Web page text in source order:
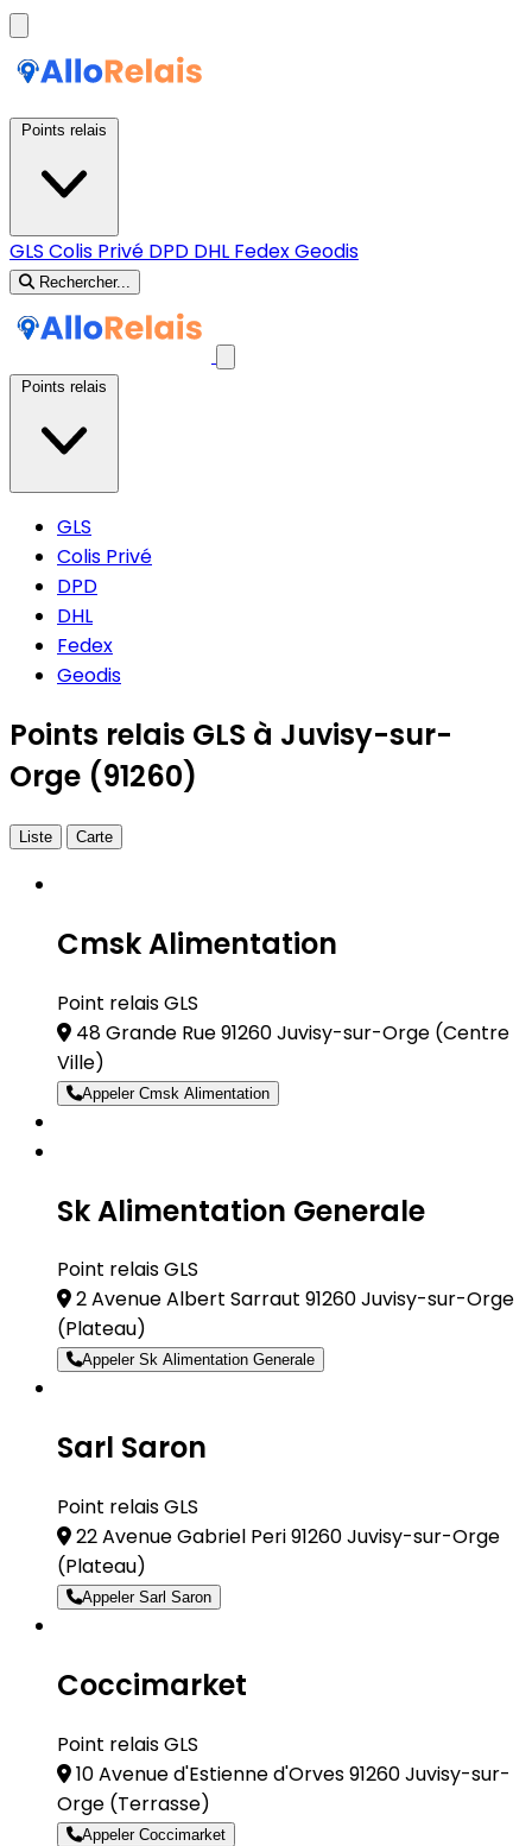
GLS Colis Privé DPD DHL FedexGeodis
Rechercher...
GLS
Colis Privé
DPD
DHL
Fedex
Geodis
Points relais GLS à Juvisy-sur-
Orge (91260)
Liste Carte
Cmsk Alimentation
Point relais GLS
48 Grande Rue 91260 Juvisy-sur-Orge (Centre
Ville)
Appeler Cmsk Alimentation
Sk Alimentation Generale
Point relais GLS
2 Avenue Albert Sarraut 91260 Juvisy-sur-Orge
(Plateau)
Appeler Sk Alimentation Generale
Sarl Saron
Point relais GLS
22 Avenue Gabriel Peri 91260 Juvisy-sur-Orge
(Plateau)
Appeler Sarl Saron
Coccimarket
Point relais GLS
10 Avenue d'Estienne d'Orves 91260 Juvisy-sur-
Orge (Terrasse)
Appeler Coccimarket